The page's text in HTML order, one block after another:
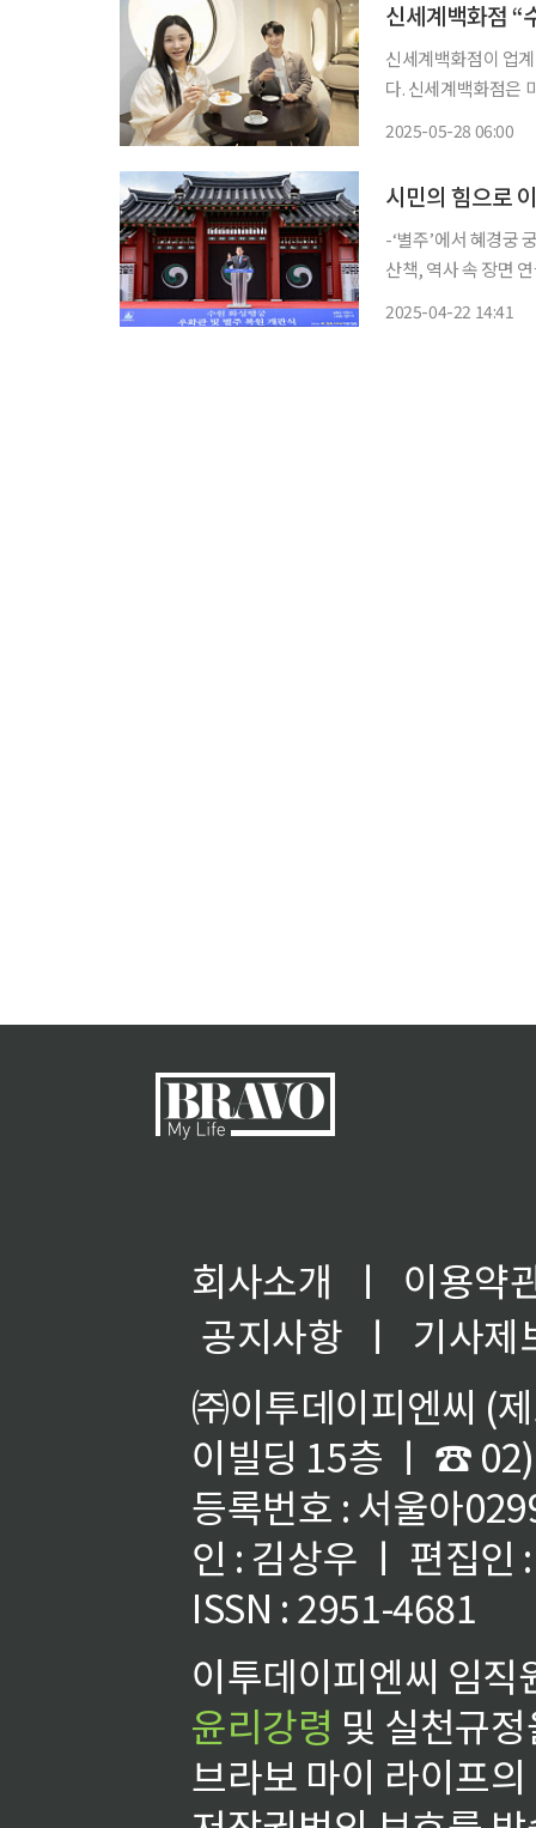
신세계백화점 “
신세계백화점이 업계 최초로 VIP 고객 라운지에서 매주 수요일
다. 신세계백화점은 미쉐린 스타 레스토랑과의 공식 파트너십을 맺고 7월 30일까지 트리니티
2025-05-28 06:00
-‘별주’에서 혜경궁
산책, 역사 속 장면
2025-04-22 14:41
회사소개 ㅣ
이용약
공지사항
ㅣ
기사제
㈜이투데이피엔씨 (
이빌딩 15층 ㅣ ☎
등록번호 : 서울아
인 : 김상우 ㅣ 편집인
ISSN : 2951-4681
이투데이피엔씨 임
윤리강령 및 실천규
브라보 마이 라이프